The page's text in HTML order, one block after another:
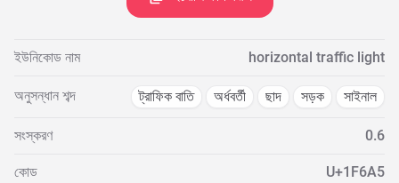
ইউনিকোড নাম horizontal traffic light
অনুসন্ধান শব্দ ট্রাফিক বাতি অর্ধবর্তী ছাদ সড়ক সাইনাল
সংস্করণ 0.6
কোড U+1F6A5